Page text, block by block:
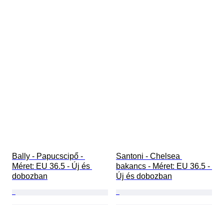
Bally - Papucscipő -
Méret: EU 36.5 - Új és
dobozban
Santoni - Chelsea
bakancs - Méret: EU 36.5 -
Új és dobozban